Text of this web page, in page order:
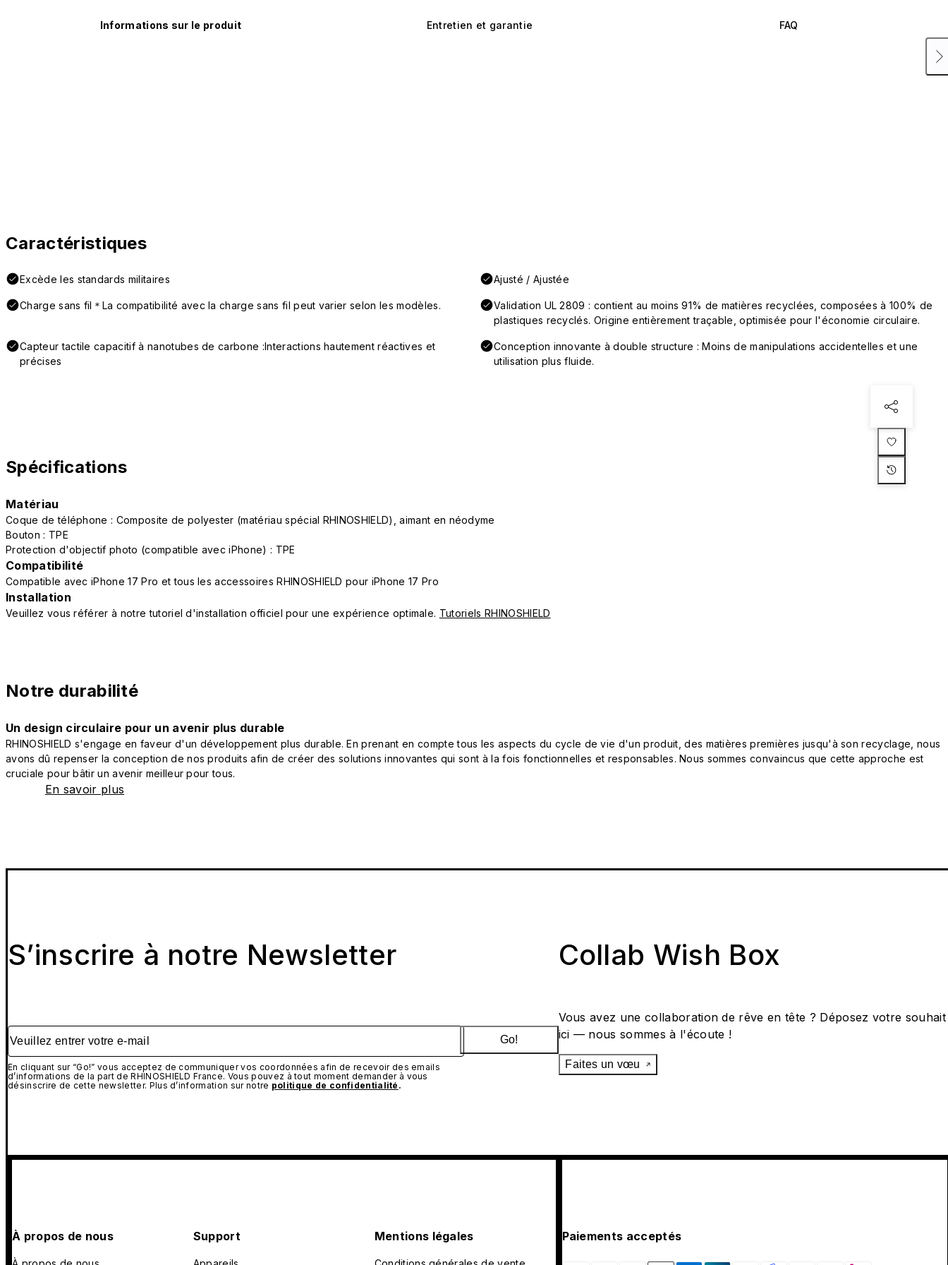
Informations sur le produit Entretien et garantie FAQ
Caractéristiques
Excède les standards militaires Ajusté / Ajustée
Charge sans fil＊La compatibilité avec la charge sans fil peut varier selon les modèles.
Validation UL 2809 : contient au moins 91% de matières recyclées, composées à 100% de
plastiques recyclés. Origine entièrement traçable, optimisée pour l'économie circulaire.
Capteur tactile capacitif à nanotubes de carbone :Interactions hautement réactives et
précises
Conception innovante à double structure : Moins de manipulations accidentelles et une
utilisation plus fluide.
Spécifications
Matériau
Coque de téléphone : Composite de polyester (matériau spécial RHINOSHIELD), aimant en néodyme
Bouton : TPE
Protection d'objectif photo (compatible avec iPhone) : TPE
Compatibilité
Compatible avec iPhone 17 Pro et tous les accessoires RHINOSHIELD pour iPhone 17 Pro
Installation
Veuillez vous référer à notre tutoriel d'installation officiel pour une expérience optimale. Tutoriels RHINOSHIELD
Notre durabilité
Un design circulaire pour un avenir plus durable
RHINOSHIELD s'engage en faveur d'un développement plus durable. En prenant en compte tous les aspects du cycle de vie d'un produit, des matières premières jusqu'à son recyclage, nous
avons dû repenser la conception de nos produits afin de créer des solutions innovantes qui sont à la fois fonctionnelles et responsables. Nous sommes convaincus que cette approche est
cruciale pour bâtir un avenir meilleur pour tous.
En savoir plus
S’inscrire à notre Newsletter
Veuillez entrer votre e-mail
En cliquant sur “Go!” vous acceptez de communiquer vos coordonnées afin de recevoir des emails
d’informations de la part de RHINOSHIELD France. Vous pouvez à tout moment demander à vous
désinscrire de cette newsletter. Plus d’information sur notre politique de confidentialité .
Go!
Collab Wish Box
Vous avez une collaboration de rêve en tête ? Déposez votre souhait
ici — nous sommes à l'écoute !
Faites un vœu
À propos de nous Support Mentions légales Paiements acceptés